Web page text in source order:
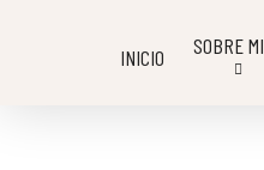
INICIO SOBRE MI